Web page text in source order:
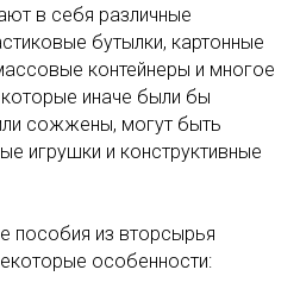
в себя различные
бутылки, картонные
контейнеры и многое
иначе были бы
сожжены, могут быть
игрушки и конструктивные
пособия из вторсырья
особенности: